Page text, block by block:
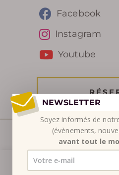
Facebook
Instagram
Youtube
©
Mentions légales
Nous utilisons des cookies
NEWSLETTER
Soyez informés de
(évènements,
avant tout le